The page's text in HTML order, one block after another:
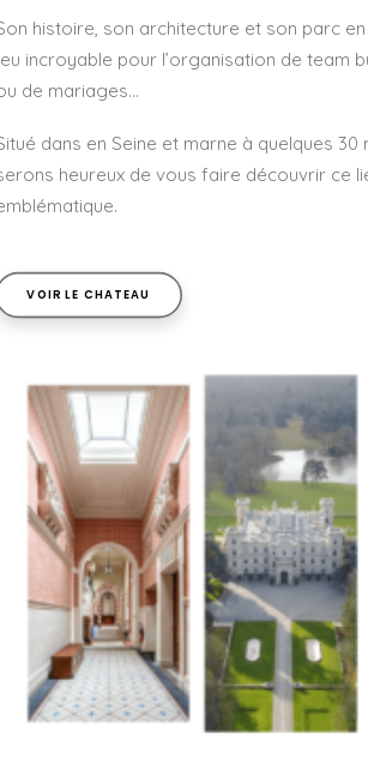
histoire, son architecture et son parc
incroyable pour l’organisation de team
de mariages…
dans en Seine et marne à quelques 30
heureux de vous faire découvrir ce
VOIR LE CHATEAU